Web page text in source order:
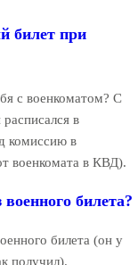
билет при
с военкоматом? С
в
комиссию в
военкомата в КВД).
билета?
билета (он у
получил).